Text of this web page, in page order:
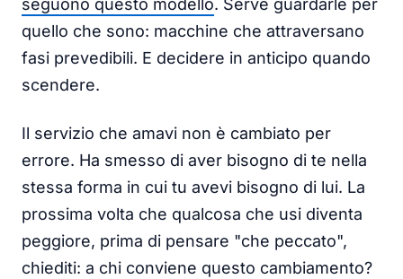
seguono questo modello. Serve guardarle per
quello che sono: macchine che attraversano
fasi prevedibili. E decidere in anticipo quando
scendere.
Il servizio che amavi non è cambiato per
errore. Ha smesso di aver bisogno di te nella
stessa forma in cui tu avevi bisogno di lui. La
prossima volta che qualcosa che usi diventa
peggiore, prima di pensare "che peccato",
chiediti: a chi conviene questo cambiamento?